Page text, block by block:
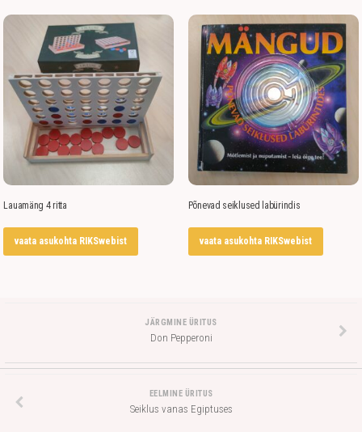
Lauamäng 4 ritta
vaata asukohta RIKSwebist
Põnevad seiklused labürindis
vaata asukohta RIKSwebist
JÄRGMINE ÜRITUS
Don Pepperoni
EELMINE ÜRITUS
Seiklus vanas Egiptuses